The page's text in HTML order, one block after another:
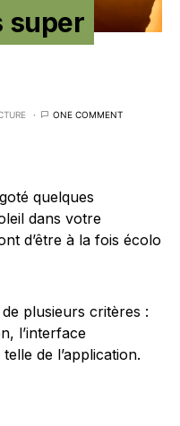
super
ONE COMMENT
quelques
dans votre
d’être à la fois écolo
plusieurs critères :
l’interface
de l’application.